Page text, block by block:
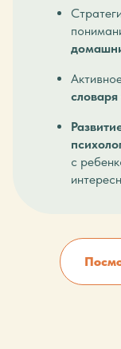
словаря
с